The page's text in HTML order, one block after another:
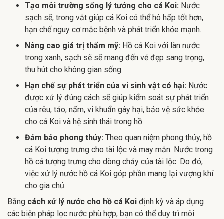
Tạo môi trường sống lý tưởng cho cá Koi: Nước
sạch sẽ, trong vắt giúp cá Koi có thể hô hấp tốt hơn,
hạn chế nguy cơ mắc bệnh và phát triển khỏe mạnh.
Nâng cao giá trị thẩm mỹ: Hồ cá Koi với làn nước
trong xanh, sạch sẽ sẽ mang đến vẻ đẹp sang trọng,
thu hút cho không gian sống.
Hạn chế sự phát triển của vi sinh vật có hại: Nước
được xử lý đúng cách sẽ giúp kiểm soát sự phát triển
của rêu, tảo, nấm, vi khuẩn gây hại, bảo vệ sức khỏe
cho cá Koi và hệ sinh thái trong hồ.
Đảm bảo phong thủy: Theo quan niệm phong thủy, hồ
cá Koi tượng trưng cho tài lộc và may mắn. Nước trong
hồ cá tượng trưng cho dòng chảy của tài lộc. Do đó,
việc xử lý nước hồ cá Koi góp phần mang lại vượng khí
cho gia chủ.
Bằng cách xử lý nước cho hồ cá Koi định kỳ và áp dụng
các biện pháp lọc nước phù hợp, bạn có thể duy trì môi